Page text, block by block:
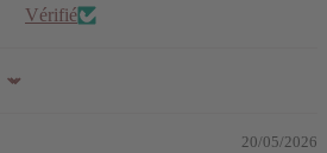
Vérifié
20/05/2026